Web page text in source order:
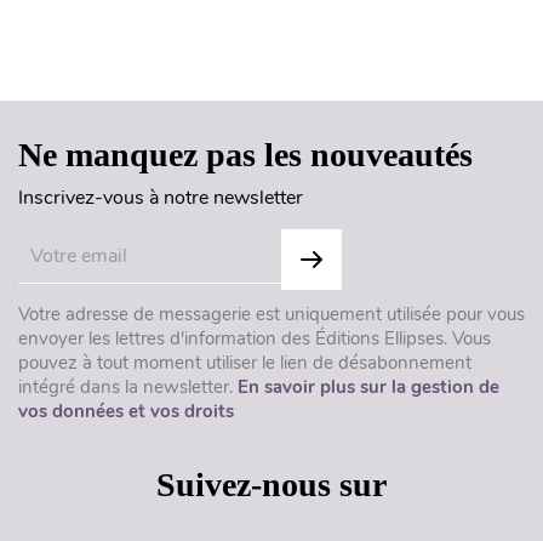
Ne manquez pas les nouveautés
Inscrivez-vous à notre newsletter
Votre adresse de messagerie est uniquement utilisée pour vous
envoyer les lettres d'information des Éditions Ellipses. Vous
pouvez à tout moment utiliser le lien de désabonnement
intégré dans la newsletter. En savoir plus sur la gestion de
vos données et vos droits
Suivez-nous sur